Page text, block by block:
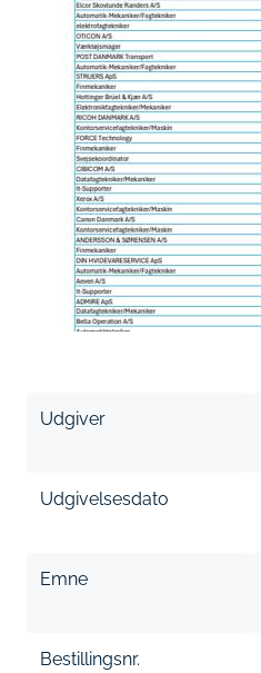
Udgiver
Udgivelsesdato
Emne
Bestillingsnr.